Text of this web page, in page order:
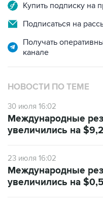
Купить подписку на
Подписаться на
Получать
канале
НОВОСТИ ПО ТЕМЕ
30 июля 16:02
Международные
увеличились на
23 июля 16:02
Международные
увеличились на